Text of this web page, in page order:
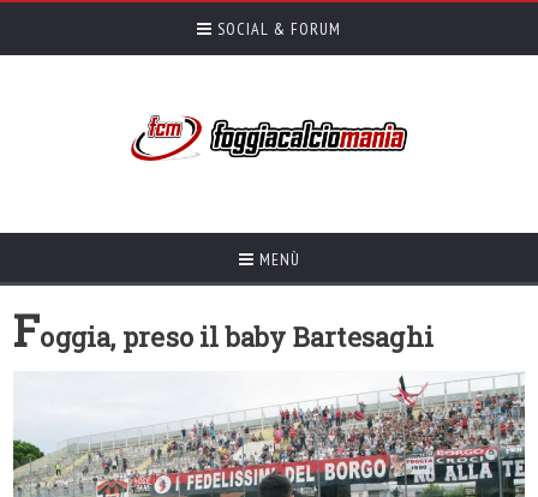
SOCIAL & FORUM
MENÙ
Foggia, preso il baby Bartesaghi